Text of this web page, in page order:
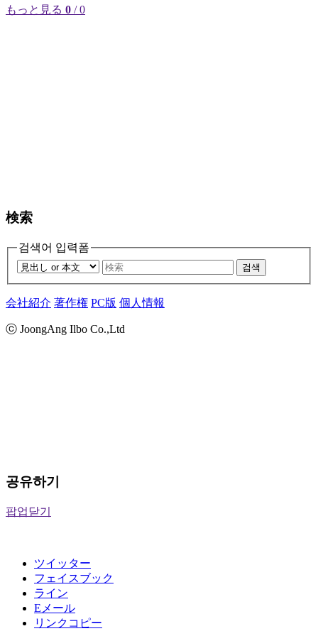
もっと見る 0 / 0
検索
검색어 입력폼
검색
会社紹介 著作権 PC版 個人情報
ⓒ JoongAng Ilbo Co.,Ltd
공유하기
팝업닫기
ツイッター
フェイスブック
ライン
Eメール
リンクコピー